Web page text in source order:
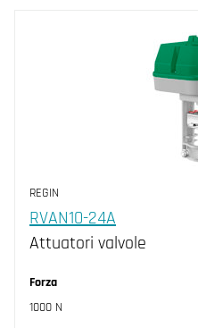
REGIN
RVAN10-24A
Attuatori valvole
Forza
1000 N